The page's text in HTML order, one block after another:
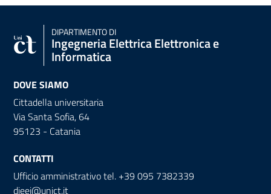
DIPARTIMENTO DI
Ingegneria Elettrica Elettronica e
Informatica
DOVE SIAMO
Cittadella universitaria
Via Santa Sofia, 64
95123 - Catania
CONTATTI
Ufficio amministrativo tel. +39 095 7382339
dieei@unict.it